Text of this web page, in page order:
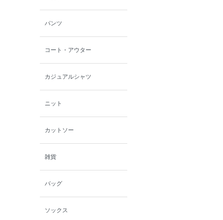
パーソンズジーンズ
ファインデーション
ローズペッシュ / パル
モンド
パンツ
コート・アウター
カジュアルシャツ
ニット
カットソー
雑貨
バッグ
ソックス